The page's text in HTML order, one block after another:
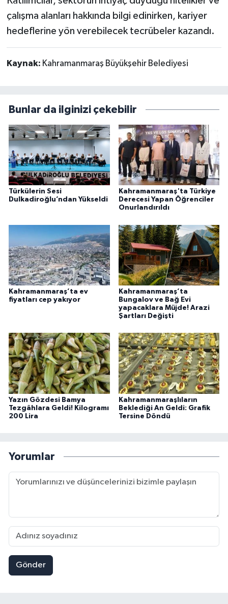
çalışma alanları hakkında bilgi edinirken, kariyer
hedeflerine yön verebilecek tecrübeler kazandı.
Kaynak: Kahramanmaraş Büyükşehir Belediyesi
Bunlar da ilginizi çekebilir
Türkülerin Sesi
Dulkadiroğlu’ndan Yükseldi
Kahramanmaraş'ta Türkiye
Derecesi Yapan Öğrenciler
Onurlandırıldı
Kahramanmaraş’ta ev
fiyatları cep yakıyor
Kahramanmaraş’ta
Bungalov ve Bağ Evi
yapacaklara Müjde! Arazi
Şartları Değişti
Yazın Gözdesi Bamya
Tezgâhlara Geldi! Kilogramı
200 Lira
Kahramanmaraşlıların
Beklediği An Geldi: Grafik
Tersine Döndü
Yorumlar
Gönder